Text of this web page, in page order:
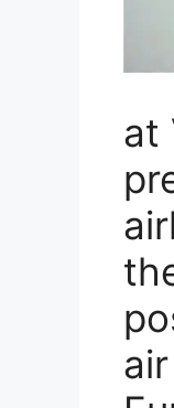
at